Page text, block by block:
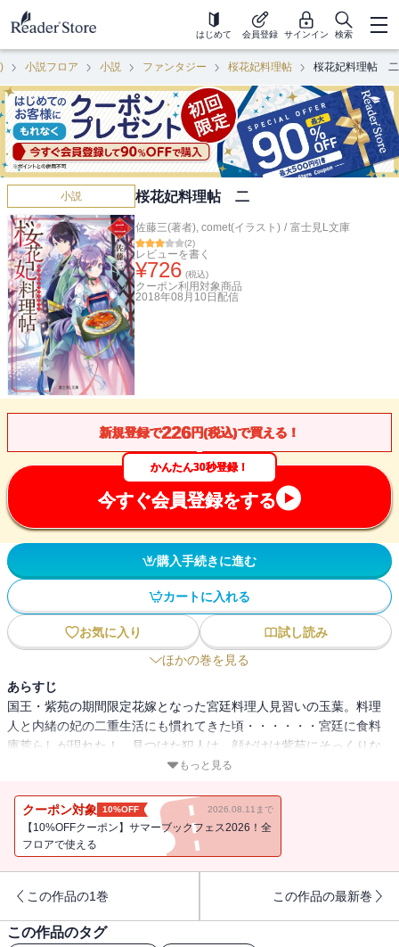
はじめて 会員登録 サインイン 検索
小説フロア 小説 ファンタジー 桜花妃料理帖 桜花妃料理帖 二
小説 桜花妃料理帖 二
佐藤三(著者), comet(イラスト) / 富士見L文庫
(2)
レビューを書く
¥726 (税込)
クーポン利用対象商品
2018年08月10日 配信
新規登録で226円(税込)で買える！
かんたん30秒登録！
今すぐ会員登録をする
購入手続きに進む
カートに入れる
お気に入り
試し読み
ほかの巻を見る
あらすじ
国王・紫苑の期間限定花嫁となった宮廷料理人見習いの玉葉。料理
人と内緒の妃の二重生活にも慣れてきた頃・・・・・・宮廷に食料
庫荒らしが現れた！ 見つけた犯人は、顔だけは紫苑にそっくりな
もっと見る
クーポン対象 10%OFF 2026.08.11まで
【10%OFFクーポン】サマーブックフェス2026！全
フロアで使える
この作品の1巻 この作品の最新巻
この作品のタグ